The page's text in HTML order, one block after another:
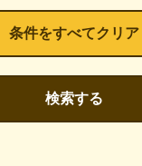
検索する